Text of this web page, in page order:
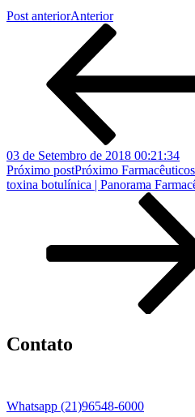
Post anteriorAnterior
03 de Setembro de 2018 00:21:34
Próximo postPróximo
toxina botulínica | Panorama
Contato
Whatsapp (21)96548-6000